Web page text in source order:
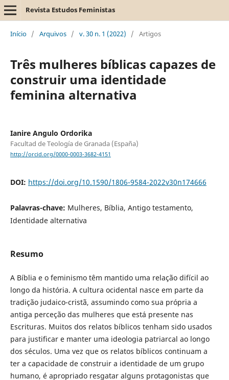
Revista Estudos Feministas
Início / Arquivos / v. 30 n. 1 (2022) / Artigos
Três mulheres bíblicas capazes de
construir uma identidade
feminina alternativa
Ianire Angulo Ordorika
Facultad de Teología de Granada (España)
http://orcid.org/0000-0003-3682-4151
DOI: https://doi.org/10.1590/1806-9584-2022v30n174666
Palavras-chave: Mulheres, Bíblia, Antigo testamento,
Identidade alternativa
Resumo
A Bíblia e o feminismo têm mantido uma relação difícil ao
longo da história. A cultura ocidental nasce em parte da
tradição judaico-cristã, assumindo como sua própria a
antiga perceção das mulheres que está presente nas
Escrituras. Muitos dos relatos bíblicos tenham sido usados
para justificar e manter uma ideologia patriarcal ao longo
dos séculos. Uma vez que os relatos bíblicos continuam a
ter a capacidade de construir a identidade de um grupo
humano, é apropriado resgatar alguns protagonistas que